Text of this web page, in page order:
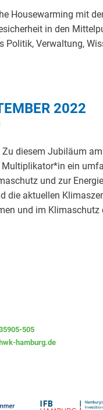
Housewarming mit
in den
Politik, Verwaltung,
2022
diesem Jubiläum
ein
und zur
die aktuellen
und im Klimaschutz
505
hamburg.de